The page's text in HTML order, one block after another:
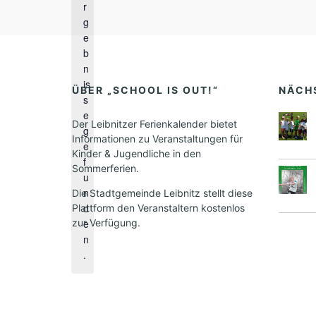
H
i
n
w
e
i
s
r
g
e
b
n
is
s
e
g
e
f
u
n
d
e
n
.
ÜBER „SCHOOL IS OUT!“
Der Leibnitzer Ferienkalender bietet
Informationen zu Veranstaltungen für
Kinder & Jugendliche in den
Sommerferien.
Die Stadtgemeinde Leibnitz stellt diese
Plattform den Veranstaltern kostenlos
zur Verfügung.